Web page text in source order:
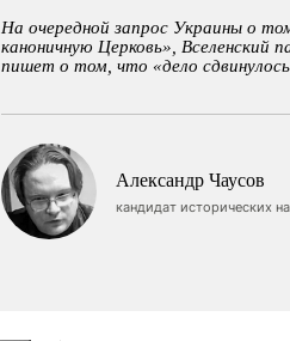
На очередной запрос Украины о
каноничную Церковь»,
пишет о том, что «дело
Александр Чаусов
кандидат исторических